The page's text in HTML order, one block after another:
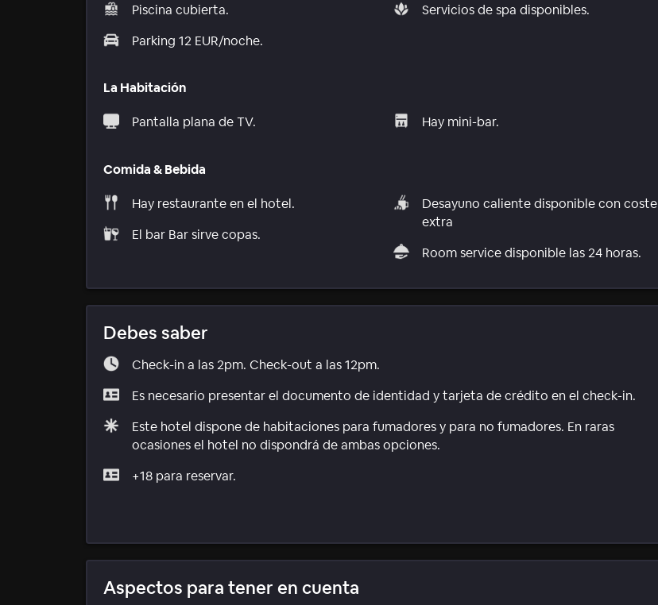
Piscina cubierta.
Parking 12 EUR/noche.
Servicios de spa disponibles.
La Habitación
Pantalla plana de TV. Hay mini-bar.
Comida & Bebida
Hay restaurante en el hotel.
El bar Bar sirve copas.
Desayuno caliente disponible con coste
extra
Room service disponible las 24 horas.
Debes saber
Check-in a las 2pm. Check-out a las 12pm.
Es necesario presentar el documento de identidad y tarjeta de crédito en el check-in.
Este hotel dispone de habitaciones para fumadores y para no fumadores. En raras
ocasiones el hotel no dispondrá de ambas opciones.
+18 para reservar.
Aspectos para tener en cuenta